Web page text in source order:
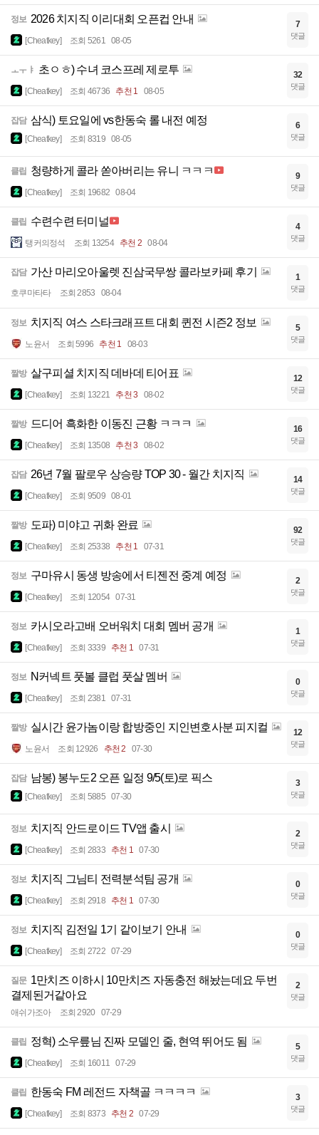
정보 2026 치지직 이리대회 오픈컵 안내
[Cheatkey] 조회 5261 08-05
7
댓글
ㅗㅜㅑ 초ㅇㅎ) 수녀 코스프레 제로투
[Cheatkey] 조회 46736 추천 1 08-05
32
댓글
잡담 삼식) 토요일에 vs한동숙 롤 내전 예정
[Cheatkey] 조회 8319 08-05
6
댓글
클립 청량하게 콜라 쏟아버리는 유니 ㅋㅋㅋ
[Cheatkey] 조회 19682 08-04
9
댓글
클립 수련수련 터미널
탱커의정석 조회 13254 추천 2 08-04
4
댓글
잡담 가산 마리오아울렛 진삼국무쌍 콜라보카페 후기
호쿠마타타 조회 2853 08-04
1
댓글
정보 치지직 여스 스타크래프트 대회 퀸전 시즌2 정보
노윤서 조회 5996 추천 1 08-03
5
댓글
짤방 살구피셜 치지직 데바데 티어표
[Cheatkey] 조회 13221 추천 3 08-02
12
댓글
짤방 드디어 흑화한 이동진 근황 ㅋㅋㅋ
[Cheatkey] 조회 13508 추천 3 08-02
16
댓글
잡담 26년 7월 팔로우 상승량 TOP 30 - 월간 치지직
[Cheatkey] 조회 9509 08-01
14
댓글
짤방 도파) 미야고 귀화 완료
[Cheatkey] 조회 25338 추천 1 07-31
92
댓글
정보 구마유시 동생 방송에서 티젠전 중계 예정
[Cheatkey] 조회 12054 07-31
2
댓글
정보 카시오라고배 오버워치 대회 멤버 공개
[Cheatkey] 조회 3339 추천 1 07-31
1
댓글
정보 N커넥트 풋볼 클럽 풋살 멤버
[Cheatkey] 조회 2381 07-31
0
댓글
짤방 실시간 윤가놈이랑 합방중인 지인변호사분 피지컬
노윤서 조회 12926 추천 2 07-30
12
댓글
잡담 남봉) 봉누도2 오픈 일정 9/5(토)로 픽스
[Cheatkey] 조회 5885 07-30
3
댓글
정보 치지직 안드로이드 TV앱 출시
[Cheatkey] 조회 2833 추천 1 07-30
2
댓글
정보 치지직 그님티 전력분석팀 공개
[Cheatkey] 조회 2918 추천 1 07-30
0
댓글
정보 치지직 김전일 1기 같이보기 안내
[Cheatkey] 조회 2722 07-29
0
댓글
질문 1만치즈 이하시 10만치즈 자동충전 해놨는데요 두번
결제된거같아요
애쉬가조아 조회 2920 07-29
2
댓글
클립 정혁) 소우릎님 진짜 모델인 줄, 현역 뛰어도 됨
[Cheatkey] 조회 16011 07-29
5
댓글
클립 한동숙 FM 레전드 자책골 ㅋㅋㅋㅋ
[Cheatkey] 조회 8373 추천 2 07-29
3
댓글